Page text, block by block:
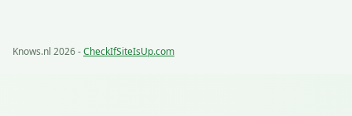
Knows.nl 2026 -CheckIfSiteIsUp.com